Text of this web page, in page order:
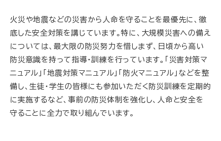
火災や地震などの災害から人命を守ることを最優先に、徹
底した安全対策を講じています。特に、大規模災害への備え
については、最大限の防災努力を惜しまず、日頃から高い
防災意識を持って指導・訓練を行っています。「災害対策マ
ニュアル」「地震対策マニュアル」「防火マニュアル」などを整
備し、生徒・学生の皆様にも参加いただく防災訓練を定期的
に実施するなど、事前の防災体制を強化し、人命と安全を
守ることに全力で取り組んでいます。